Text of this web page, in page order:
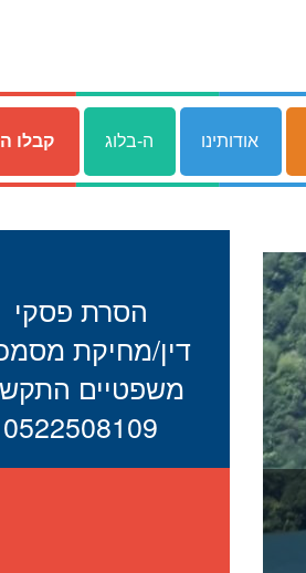
אודותינו ה-בלוג קבלו
הסרת פסקי
דין/מחיקת
משפטיים
0522508109